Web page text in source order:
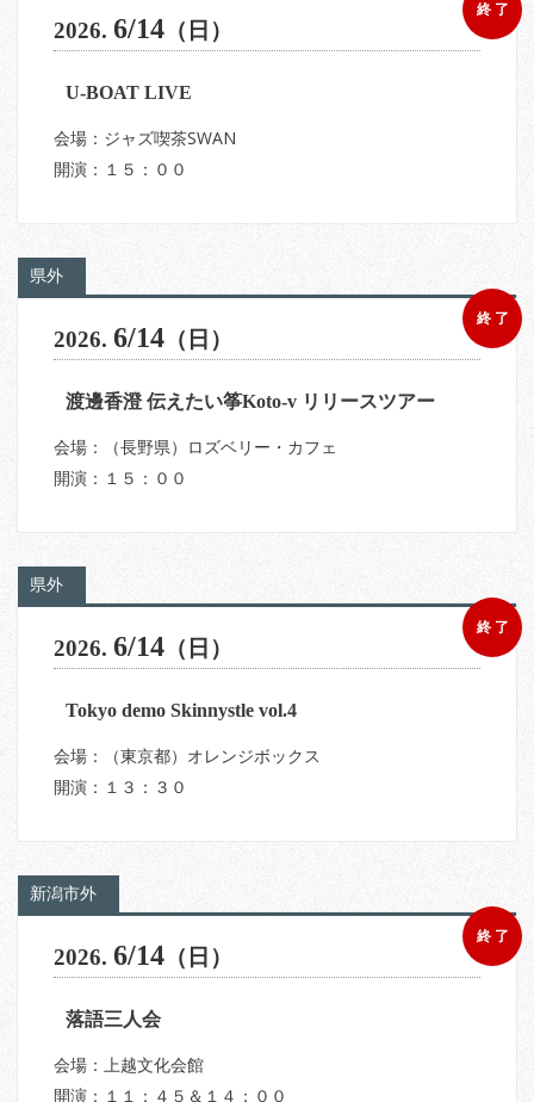
終 了
2026. 6/14 （日）
U-BOAT LIVE
会場：ジャズ喫茶SWAN
開演：１５：００
県外
終 了
2026. 6/14 （日）
渡邊香澄 伝えたい筝Koto-v リリースツアー
会場：（長野県）ロズベリー・カフェ
開演：１５：００
県外
終 了
2026. 6/14 （日）
Tokyo demo Skinnystle vol.4
会場：（東京都）オレンジボックス
開演：１３：３０
新潟市外
終 了
2026. 6/14 （日）
落語三人会
会場：上越文化会館
開演：１１：４５＆１４：００